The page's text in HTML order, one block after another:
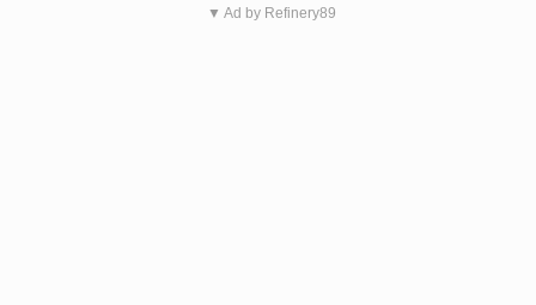
▼ Ad by Refinery89